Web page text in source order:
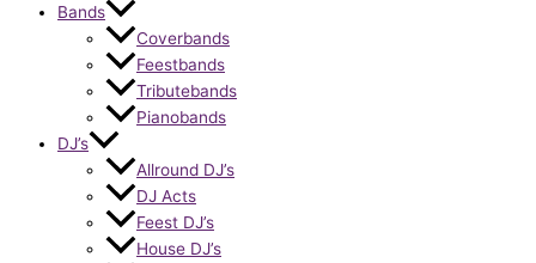
Bands
Coverbands
Feestbands
Tributebands
Pianobands
DJ’s
Allround DJ’s
DJ Acts
Feest DJ’s
House DJ’s